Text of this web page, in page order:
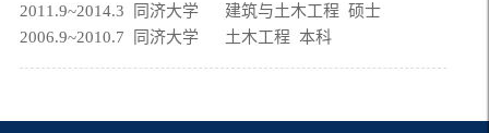
2011.9~2014.3  同济大学      建筑与土木工程  硕士
2006.9~2010.7  同济大学      土木工程  本科